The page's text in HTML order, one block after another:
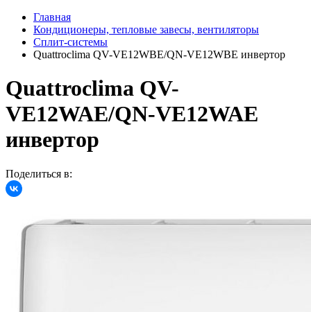
Главная
Кондиционеры, тепловые завесы, вентиляторы
Сплит-системы
Quattroclima QV-VE12WBE/QN-VE12WBE инвертор
Quattroclima QV-
VE12WAE/QN-VE12WAE
инвертор
Поделиться в: